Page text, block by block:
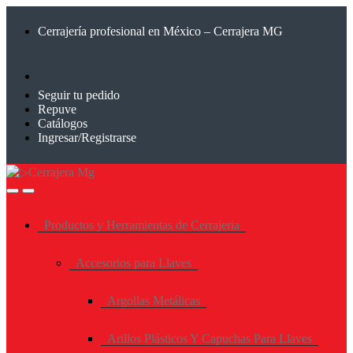
Cerrajería profesional en México – Cerrajera MG
Seguir tu pedido
Repuve
Catálogos
Ingresar/Registrarse
Productos y Herramientas de Cerrajeria
Accesorios para Llaves
Argollas Metálicas
Arillos Plásticos Y Capuchas Para Llaves